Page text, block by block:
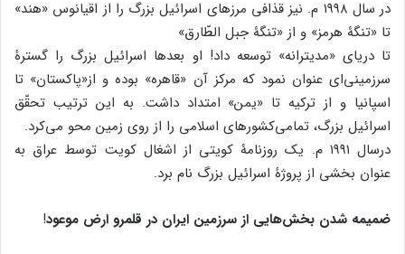
در سال ۱۹۹۸ م. نیز قذافی مرزهای اسرائیل بزرگ را از اقیانوس «هند»
تا «تنگۀ هرمز» و از «تنگۀ جبل الطّارق»
تا دریای «مدیترانه» توسعه داد! او بعد‌ها اسرائیل بزرگ را گسترۀ
سرزمینی‌ای عنوان نمود که مرکز آن «قاهره» بوده و از«پاکستان» تا
اسپانیا و از ترکیه تا «یمن» امتداد داشت. به این ترتیب تحقّق
اسرائیل بزرگ، تمامی‌کشور‌های اسلامی را از روی زمین محو می‌کرد.
درسال ۱۹۹۱ م. یک روزنامۀ کویتی از اشغال کویت توسط عراق به
عنوان بخشی از پروژۀ اسرائیل بزرگ نام برد.
ضمیمه شدن بخش‌هایی از سرزمین ایران در قلمرو ارض موعود!